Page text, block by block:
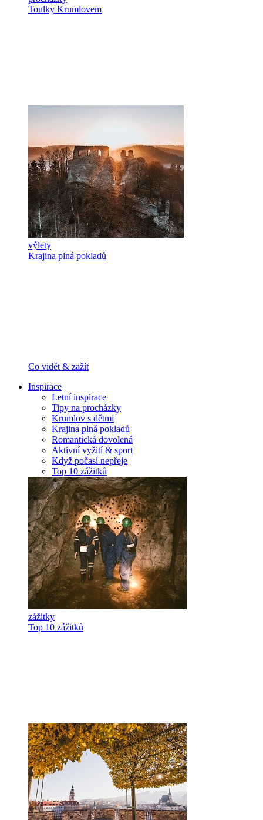
Toulky Krumlovem
výlety
Krajina plná pokladů
Co vidět & zažít
Inspirace
Letní inspirace
Tipy na procházky
Krumlov s dětmi
Krajina plná pokladů
Romantická dovolená
Aktivní vyžití & sport
Když počasí nepřeje
Top 10 zážitků
zážitky
Top 10 zážitků